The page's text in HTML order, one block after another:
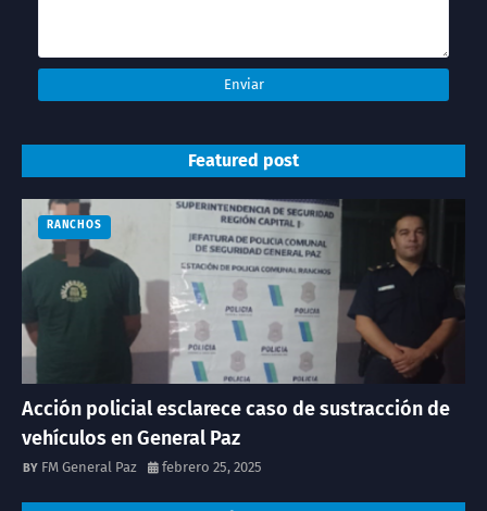
Featured post
RANCHOS
Acción policial esclarece caso de sustracción de
vehículos en General Paz
FM General Paz febrero 25, 2025